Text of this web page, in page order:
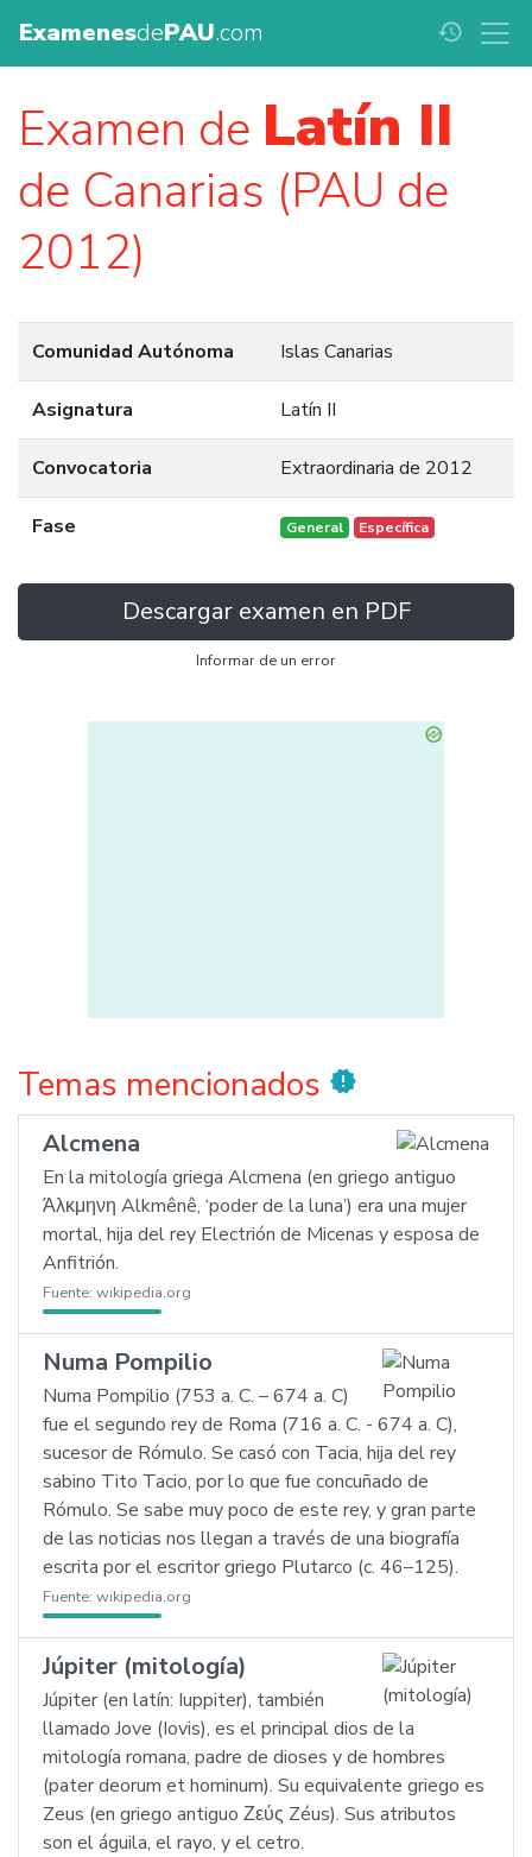
ExamenesdePAU.com history
Examen de Latín II
de Canarias (PAU de
2012)
Comunidad Autónoma Islas Canarias
Asignatura Latín II
Convocatoria Extraordinaria de 2012
Fase General Específica
Descargar examen en PDF
Informar de un error
Temas mencionados new_releases
Alcmena
En la mitología griega Alcmena (en griego antiguo
Άλκμηνη Alkmênê, ‘poder de la luna’) era una mujer
mortal, hija del rey Electrión de Micenas y esposa de
Anfitrión.
Fuente: wikipedia.org
Numa Pompilio
Numa Pompilio (753 a. C. – 674 a. C)
fue el segundo rey de Roma (716 a. C. - 674 a. C),
sucesor de Rómulo. Se casó con Tacia, hija del rey
sabino Tito Tacio, por lo que fue concuñado de
Rómulo. Se sabe muy poco de este rey, y gran parte
de las noticias nos llegan a través de una biografía
escrita por el escritor griego Plutarco (c. 46–125).
Fuente: wikipedia.org
Júpiter (mitología)
Júpiter (en latín: Iuppiter), también
llamado Jove (Iovis), es el principal dios de la
mitología romana, padre de dioses y de hombres
(pater deorum et hominum). Su equivalente griego es
Zeus (en griego antiguo Ζεύς Zéus). Sus atributos
son el águila, el rayo, y el cetro.